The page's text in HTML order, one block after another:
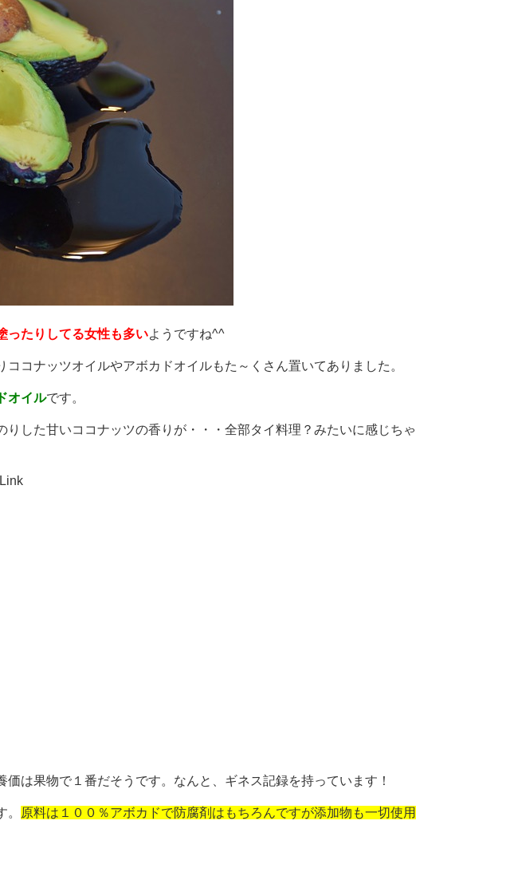
ったりしてる女性も多いようですね^^
コナッツオイルやアボカドオイルもた～くさん置いてありました。
オイルです。
した甘いココナッツの香りが・・・全部タイ料理？みたいに感じちゃ
は果物で１番だそうです。なんと、ギネス記録を持っています！
原料は１００％アボカドで防腐剤はもちろんですが添加物も一切使用